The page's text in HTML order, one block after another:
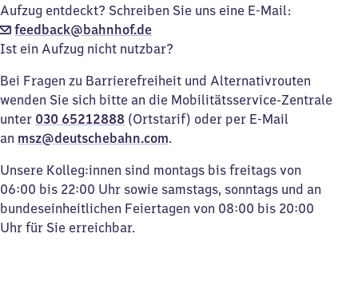
Aufzug entdeckt? Schreiben Sie uns eine E-Mail:
feedback@bahnhof.de
Ist ein Aufzug nicht nutzbar?
Bei Fragen zu Barrierefreiheit und Alternativrouten
wenden Sie sich bitte an die Mobilitätsservice-Zentrale
unter 030 65212888 (Ortstarif) oder per E-Mail
an msz@deutschebahn.com.
Unsere Kolleg:innen sind montags bis freitags von
06:00 bis 22:00 Uhr sowie samstags, sonntags und an
bundeseinheitlichen Feiertagen von 08:00 bis 20:00
Uhr für Sie erreichbar.